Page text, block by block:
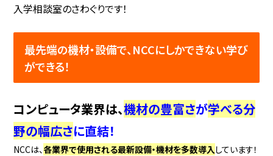
入学相談室のさわぐりです！
最先端の機材・設備で、NCCにしかできない学び
ができる！
コンピュータ業界は、機材の豊富さが学べる分
野の幅広さに直結！
NCCは、各業界で使用される最新設備・機材を多数導入しています！